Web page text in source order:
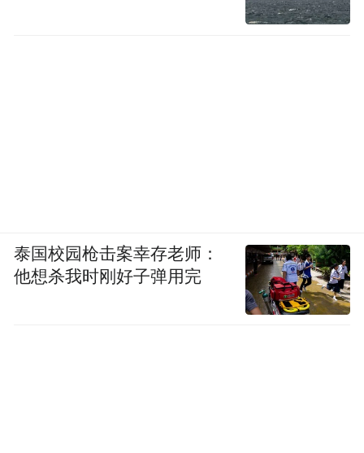
泰国校园枪击案幸存老师：
他想杀我时刚好子弹用完